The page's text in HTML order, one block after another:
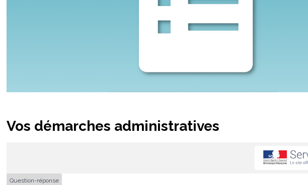
Vos démarches administratives
Question-réponse